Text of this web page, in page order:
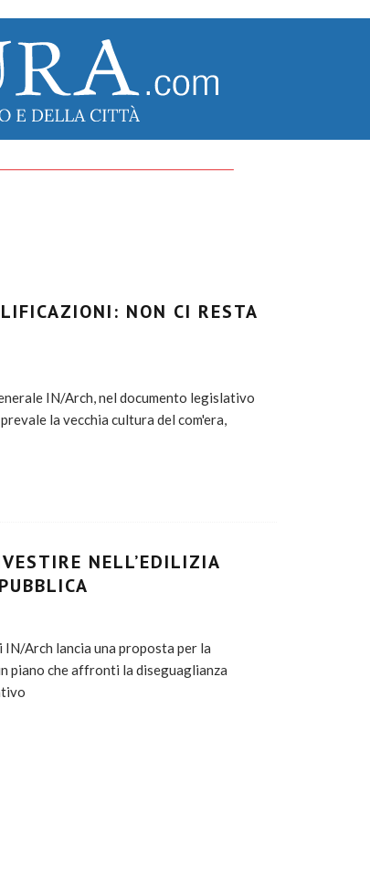
NON CI RESTA
IN/Arch, nel documento legislativo
la vecchia cultura del com'era,
NELL’EDILIZIA
Arch lancia una proposta per la
piano che affronti la diseguaglianza